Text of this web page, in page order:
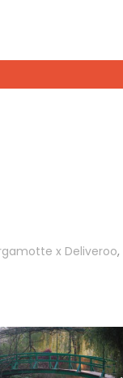
x Deliveroo,